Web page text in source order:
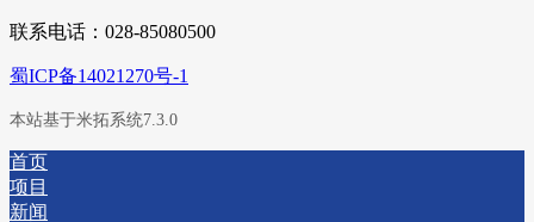
联系电话：028-85080500
蜀ICP备14021270号-1
本站基于米拓系统7.3.0
首页
项目
新闻